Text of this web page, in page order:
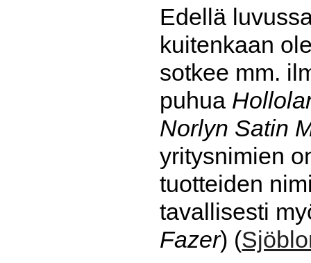
Edellä
kuitenkaan
sotkee mm.
puhua
Norlyn Satin
yritysnimien
tuotteiden
tavallisesti
Fazer) (